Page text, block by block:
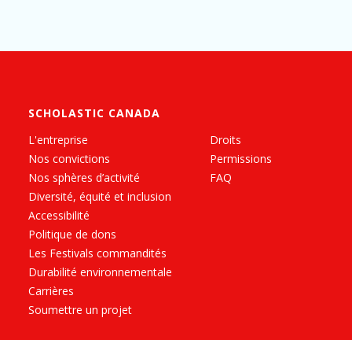
SCHOLASTIC CANADA
L'entreprise
Nos convictions
Nos sphères d’activité
Diversité, équité et inclusion
Accessibilité
Politique de dons
Les Festivals commandités
Durabilité environnementale
Carrières
Soumettre un projet
Droits
Permissions
FAQ